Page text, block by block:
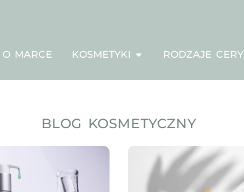
O MARCE KOSMETYKI RODZAJE CERY
BLOG KOSMETYCZNY